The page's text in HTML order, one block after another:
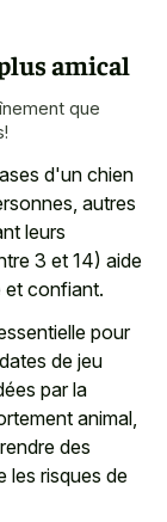
amical
que
d'un chien
autres
leurs
3 et 14) aide
et confiant.
pour
de jeu
par la
animal,
des
les risques de